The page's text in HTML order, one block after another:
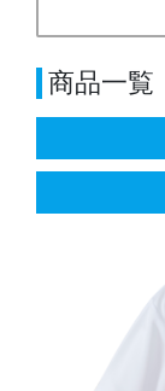
商品一覧